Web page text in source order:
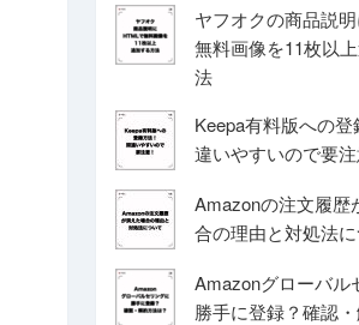
ヤフオクの商品説
無料画像を11枚以
法
Keepa有料版への
違いやすいので要注
Amazonの注文履歴
合の理由と対処法
Amazonグローバル
勝手に登録？確認